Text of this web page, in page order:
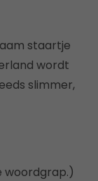
staartje
wordt
slimmer,
woordgrap.)